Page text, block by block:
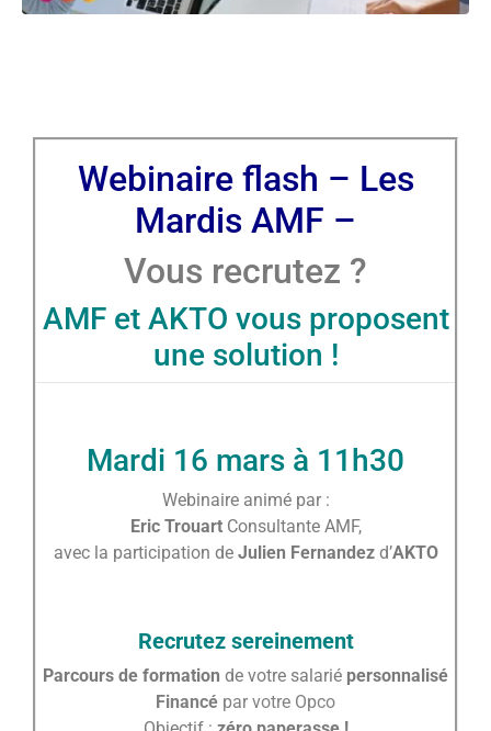
Webinaire flash – Les
Mardis AMF –
Vous recrutez ?
AMF et AKTO vous proposent
une solution !
Mardi 16 mars à 11h30
Webinaire animé par :
Eric Trouart Consultante AMF,
avec la participation de Julien Fernandez d’AKTO
Recrutez sereinement
Parcours de formation de votre salarié personnalisé
Financé par votre Opco